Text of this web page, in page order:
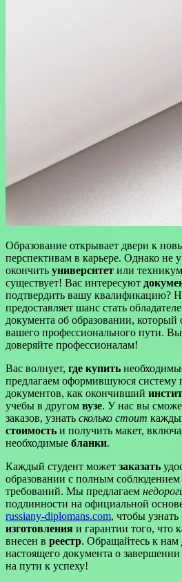
Образование открывает двери к
перспективам в карьере. Однако не
окончить университет или
существует! Вас интересуют
подтвердить вашу квалификацию?
предоставляет шанс стать
документа об образовании,
вашего профессионального пути.
доверяйте профессионалам!
Вас волнует, где купить
предлагаем оформившуюся систему
документов, как окончивший
учебы в другом вузе. У нас вы
заказов, узнать сколько стоит
стоимость и получить макет,
необходимые бланки.
Каждый студент может заказать
образовании с полным соблюдением
требований. Мы предлагаем
подлинности на официальной
russiany-diplomans.com, чтобы
изготовления и гарантии того, что
внесен в реестр. Обращайтесь к нам
настоящего документа о
на пути к успеху!